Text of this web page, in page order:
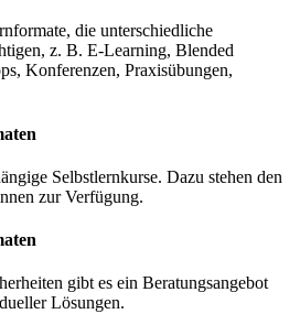
die unterschiedliche
z. B. E-Learning, Blended
Konferenzen, Praxisübungen,
Selbstlernkurse. Dazu stehen den
zur Verfügung.
gibt es ein Beratungsangebot
Lösungen.